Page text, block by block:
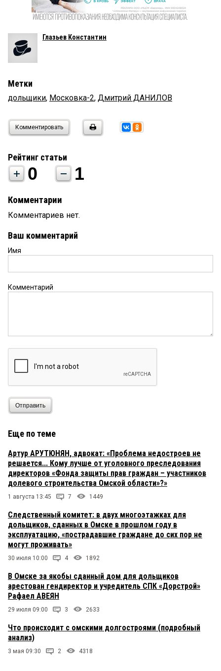
Глазьев Константин
Метки
дольщики, Московка-2, Дмитрий ДАНИЛОВ
Комментировать
Рейтинг статьи
0 1
Комментарии
Комментариев нет.
Ваш комментарий
Имя
Комментарий
Отправить
Еще по теме
Артур АРУТЮНЯН, адвокат: «Проблема недостроев не
решается... Кому лучше от уголовного преследования
директоров «Фонда защиты прав граждан – участников
долевого строительства Омской области»?»
1 августа 13:45 7 1449
Следственный комитет: в двух многоэтажках для
дольщиков, сданных в Омске в прошлом году в
эксплуатацию, «пострадавшие граждане до сих пор не
могут проживать»
30 июля 10:00 4 1892
В Омске за якобы сданный дом для дольщиков
арестован гендиректор и учредитель СПК «Дорстрой»
Рафаел АВЕЯН
29 июля 09:00 3 2633
Что происходит с омскими долгостроями (подробный
анализ)
3 мая 09:30 2 4318